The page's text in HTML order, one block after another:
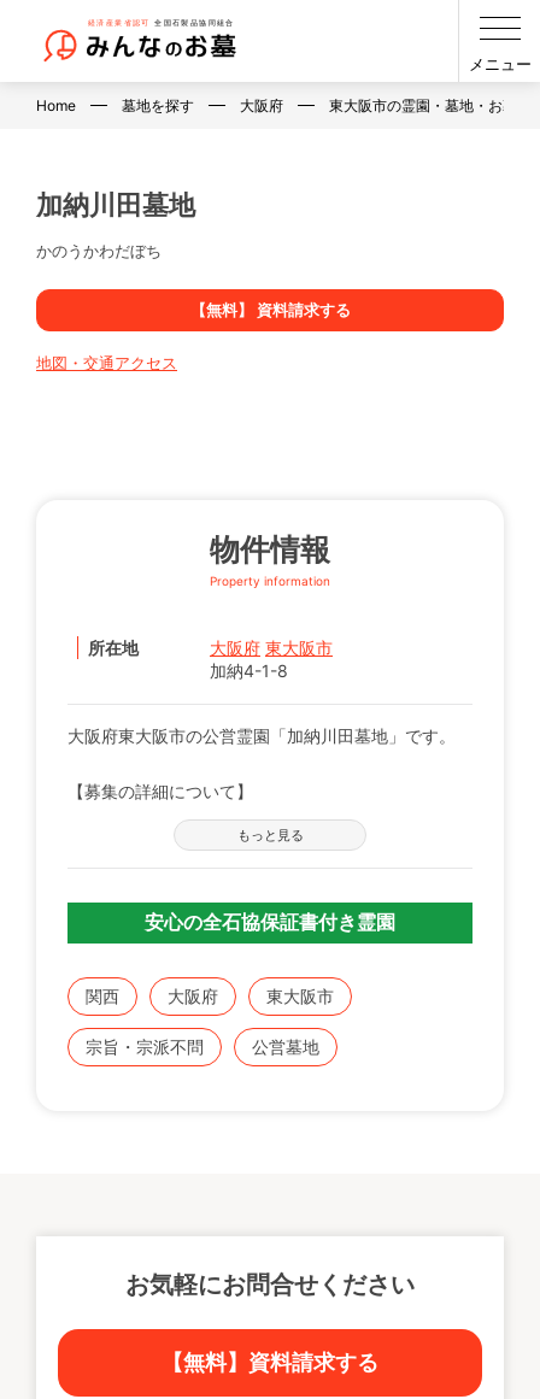
メニュー
Home 墓地を探す 大阪府 東大阪市の霊園・墓地・お墓
加納川田墓地
かのうかわだぼち
【無料】 資料請求する
地図・交通アクセス
物件情報
Property information
所在地 大阪府 東大阪市
加納4-1-8
大阪府東大阪市の公営霊園「加納川田墓地」です。
【募集の詳細について】
管轄の自治体窓口へお問い合わせください。
※募集は不定期で、申込に際する諸条件がございま
す。
既にこちらに区画をお持ちの方で、お持ちのお墓を建
ッフが無料でご相談をお受けします。
お気軽にみんなのお墓 お問い合わせ窓口【0120-12-
1440】までご連絡ください。
もっと見る
安心の全石協保証書付き霊園
関西 大阪府 東大阪市
宗旨・宗派不問 公営墓地
お気軽にお問合せください
【無料】資料請求する